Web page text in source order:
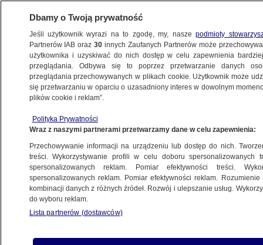
POLSKA
5.10.2007, 07:47Aktualizacja: 5.10.2007, 11:30
Udostępnij
W miejscowości Kotlin (Wielkopolska)
samochód osobowy zderzył się z ciężarówką.
Trzy osoby, podróżujący peugotem 205 zginęły
Dbamy o Twoją prywatność
Jeśli użytkownik wyrazi na to zgodę, my, naszepodmioty
Partnerów IAB oraz30 innych Zaufanych Partnerów może
użytkownika i uzyskiwać do nich dostęp w celu zapewnienia
przeglądania. Odbywa się to poprzez przetwarzanie danych
przeglądania przechowywanych w plikach cookie. Użytkownik może
się przetwarzaniu w oparciu o uzasadniony interes w dowolnym
plików cookie i reklam”.
Polityka Prywatności
Wraz z naszymi partnerami przetwarzamy dane w celu zapewnienia:
Przechowywanie informacji na urządzeniu lub dostęp do nich.
treści. Wykorzystywanie profili w celu doboru spersonalizowanych
spersonalizowanych reklam. Pomiar efektywności treści.
spersonalizowanych reklam. Pomiar efektywności reklam.
kombinacji danych z różnych źródeł. Rozwój i ulepszanie usług.
do wyboru reklam.
Lista partnerów (dostawców)